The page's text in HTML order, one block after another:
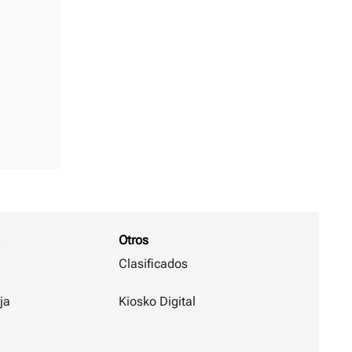
Otros
Clasificados
Kiosko Digital